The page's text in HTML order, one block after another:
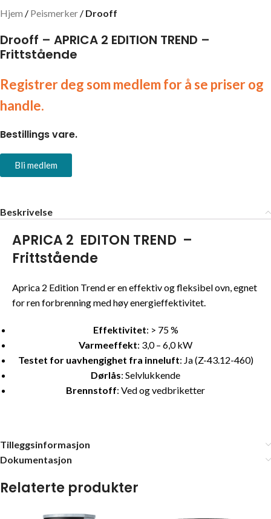
Hjem Peismerker Drooff
Drooff – APRICA 2 EDITION TREND –
Frittstående
Registrer deg som medlem for å se priser og
handle.
Bestillings vare.
Bli medlem
Beskrivelse
APRICA 2 EDITON TREND –
Frittstående
Aprica 2 Edition Trend er en effektiv og fleksibel ovn, egnet
for ren forbrenning med høy energieffektivitet.
Effektivitet: > 75 %
Varmeeffekt: 3,0 – 6,0 kW
Testet for uavhengighet fra inneluft: Ja (Z-43.12-460)
Dørlås: Selvlukkende
Brennstoff: Ved og vedbriketter
Tilleggsinformasjon
Dokumentasjon
Relaterte produkter